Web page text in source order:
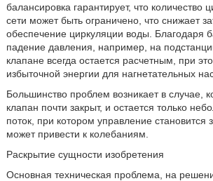
балансировка гарантирует, что
сети может быть ограничено, что снижает
обеспечение циркуляции воды. Благодаря
падение давления, например, на
клапане всегда остается расчетным, при
избыточной энергии для нагнетательных
Большинство проблем возникает в случае,
клапан почти закрыт, и остается только
поток, при котором управление становится
может привести к колебаниям.
Раскрытие сущности изобретения
Основная техническая проблема, на